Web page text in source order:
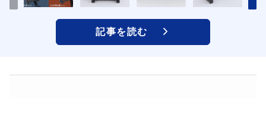
記事を読む